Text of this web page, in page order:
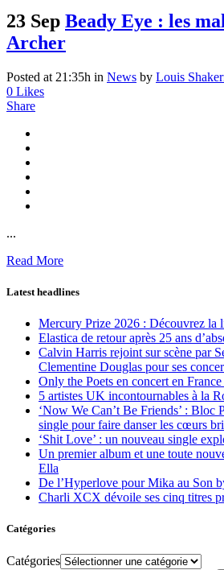
23 Sep Beady Eye : les
Archer
Posted at 21:35h in News by Louis
0 Likes
Share
...
Read More
Latest headlines
Mercury Prize 2026 : Découvrez la
Elastica de retour après 25 ans
Calvin Harris rejoint sur scène par
Clementine Douglas pour ses
Only the Poets en concert en
5 artistes UK incontournables à la
‘Now We Can’t Be Friends’ : Bloc
single pour faire danser les cœurs
‘Shit Love’ : un nouveau single
Un premier album et une toute
Ella
De l’Hyperlove pour Mika au Son
Charli XCX dévoile ses cinq titres
Catégories
Catégories